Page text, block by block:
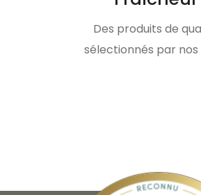
Des produits de
sélectionnés par nos